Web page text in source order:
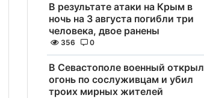
В результате атаки на Крым в
ночь на 3 августа погибли три
человека, двое ранены
356 0
В Севастополе военный открыл
огонь по сослуживцам и убил
троих мирных жителей